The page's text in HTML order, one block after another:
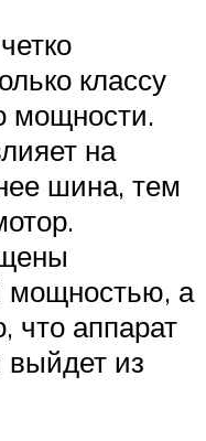
классу
мощности.
на
шина, тем
мощностью, а
что аппарат
выйдет из